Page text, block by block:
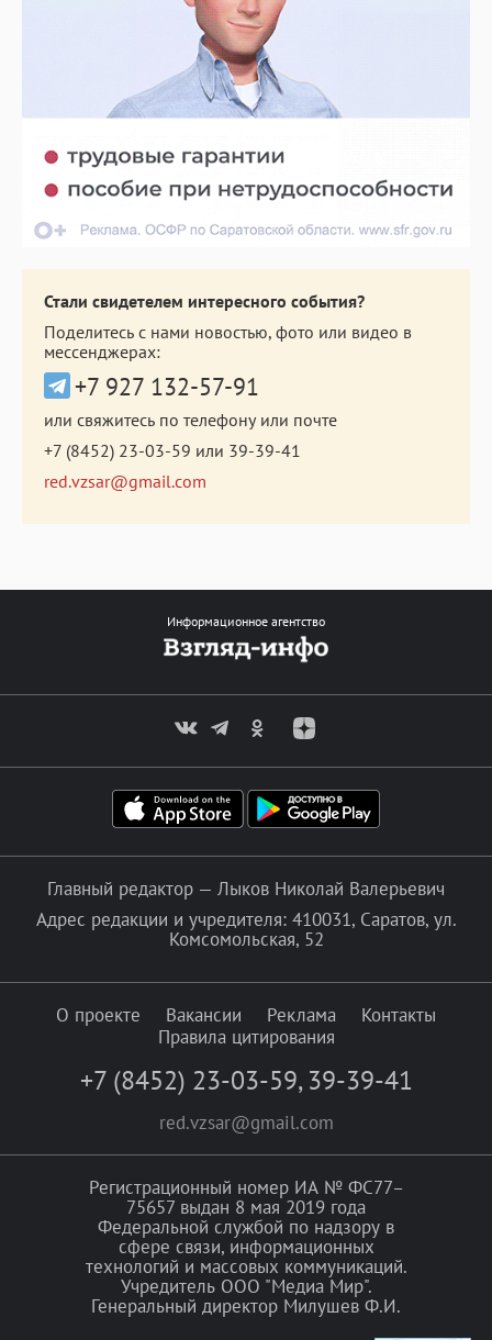
Стали свидетелем интересного события?
Поделитесь с нами новостью, фото или видео в
мессенджерах:
+7 927 132-57-91
или свяжитесь по телефону или почте
+7 (8452) 23-03-59 или 39-39-41
red.vzsar@gmail.com
Информационное агентство
Главный редактор — Лыков Николай Валерьевич
Адрес редакции и учредителя: 410031, Саратов, ул.
Комсомольская, 52
О проекте Вакансии Реклама
Контакты
Правила цитирования
+7 (8452) 23-03-59, 39-39-41
red.vzsar@gmail.com
Регистрационный номер ИА № ФС77–
75657 выдан 8 мая 2019 года
Федеральной службой по надзору в
сфере связи, информационных
технологий и массовых коммуникаций.
Учредитель ООО "Медиа Мир".
Генеральный директор Милушев Ф.И.